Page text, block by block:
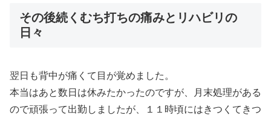
その後続くむち打ちの痛みとリハビリの
日々
翌日も背中が痛くて目が覚めました。
本当はあと数日は休みたかったのですが、月末処理がある
ので頑張って出勤しましたが、１１時頃にはきつくてきつ